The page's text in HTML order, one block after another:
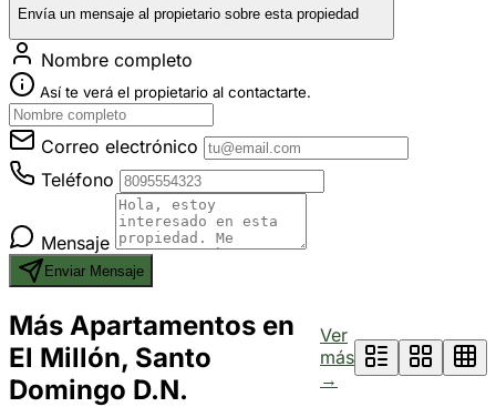
Envía un mensaje al propietario sobre esta propiedad
Nombre completo
Así te verá el propietario al contactarte.
Correo electrónico
Teléfono
Mensaje
Enviar Mensaje
Más Apartamentos en
El Millón, Santo
Domingo D.N.
Ver
más
→